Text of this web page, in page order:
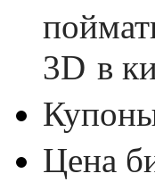
3D в
Цена